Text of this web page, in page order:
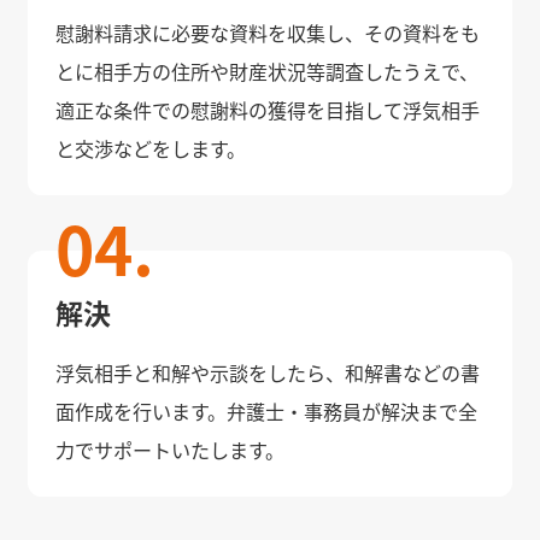
慰謝料請求に必要な資料を収集し、その資料をも
とに相手方の住所や財産状況等調査したうえで、
適正な条件での慰謝料の獲得を目指して浮気相手
と交渉などをします。
解決
浮気相手と和解や示談をしたら、和解書などの書
面作成を行います。弁護士・事務員が解決まで全
力でサポートいたします。